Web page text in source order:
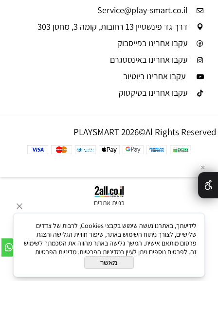
Service@play-smart.co.il
דרך גד פינשטיין 13 רחובות, קומה 3, מחסן 303
עקבו אחרינו בפייסבוק
עקבו אחרינו באינסטגרם
עקבו אחרינו ביוטיוב
עקבו אחרינו בטיקטוק
PLAYSMART 2026©Al Rights Reserved
בניית אתרים
✕
לידיעתך, באתרנו נעשה שימוש בקבצי Cookies, לרבות של צדדים
שלישיים, לצורך ניתוח השימוש באתר, שיפור חוויית הגלישה והצגת
פרסום מותאם אישית. המשך גלישה באתר מהווה את הסכמתך לשימוש
זה. לפרטים נוספים ניתן לעיין במדיניות הפרטיות. מדיניות הפרטיות
מאשר